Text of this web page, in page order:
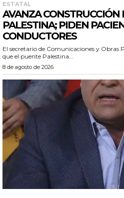
ESTATAL
AVANZA CONSTRUCCIÓN
PALESTINA; PIDEN
CONDUCTORES
El secretario de Comunicaciones y Obras
que el puente Palestina...
8 de agosto de 2026